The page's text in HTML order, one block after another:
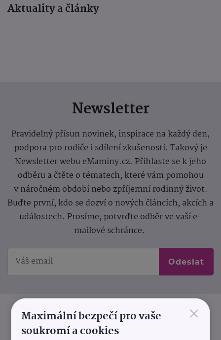
Aktuality a články
Newsletter
Pravidelný přísun novinek, inspirace na každý den,
podpora pro rodiče i sdílení zkušeností. Takový je
Newsletter webu eMaminy.cz. Přihlaste se k jeho
odběru a čtěte o tématech, které vám pomohou
v náročném období nebo zpříjemní rodinný život.
Buďte první, kdo se dozví o nových článcích, akcích a
událostech. Prosíme, potvrďte odběr ve vaší e-
mailové schránce.
Odeslat
×
Maximální bezpečí pro vaše
soukromí a cookies